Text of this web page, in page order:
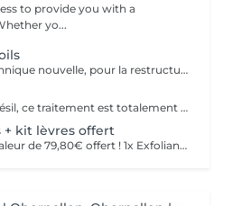
to provide you with a
yo...
Le Grow Brow est une technique nouvelle, pour la restructuration des poils; Grâce à celle-ci nous permettons aux poils non visibles de se régénérer afin de combler naturellement les zones des failles : des sourcils, barbes, cheveux.... La densité est améliorer à hauteur de 63% permettant de combler les zones d'alopécie; Ce traitement est non invasif , et les résultat son concluant entre 4 et 6 séances régulières; Convient parfaitement aux hommes et aux femmes soucieux de récupérer leur densité dans faire appel à la micro ou dermopigmentation;
Technique importée du Brésil, ce traitement est totalement personnalisé et repensé par Autour du Regard. Peu invasif, il est profond et spécifiquement conçu pour les lèvres. Ce soin consiste à faire pénétrer des actifs dont l'acide hyaluronique pour donner du volume, combler, repulper, hydrater et nourrir les lèvres, à l'aide de micro ou nano aiguilles qui grâce à leur passage dans la lèvre, permettent de stimuler le métabolisme de régénération cellulaire, favorisant ainsi la synthèse naturelle de collagène et élastine.
+ kit lèvres offert
Kit produits lèvres d'une valeur de 79,80€ offert ! 1x Exfoliant lèvres Sugar Lips 30g 1x Gloss Volumisateur Perfect Lips 3,8g 1x Masques lèvres (12 unités) Technique importée du Brésil, ce traitement est totalement personnalisé et repensé par Autour du Regard. Peu invasif, il est profond et spécifiquement conçu pour les lèvres. Ce soin consiste à faire pénétrer des actifs dont l'acide hyaluronique pour donner du volume, combler, repulper, hydrater et nourrir les lèvres, à l'aide de micro ou nano aiguilles qui grâce à leur passage dans la lèvre, permettent de stimuler le métabolisme de régénération cellulaire, favorisant ainsi la synthèse naturelle de collagène et élastine.